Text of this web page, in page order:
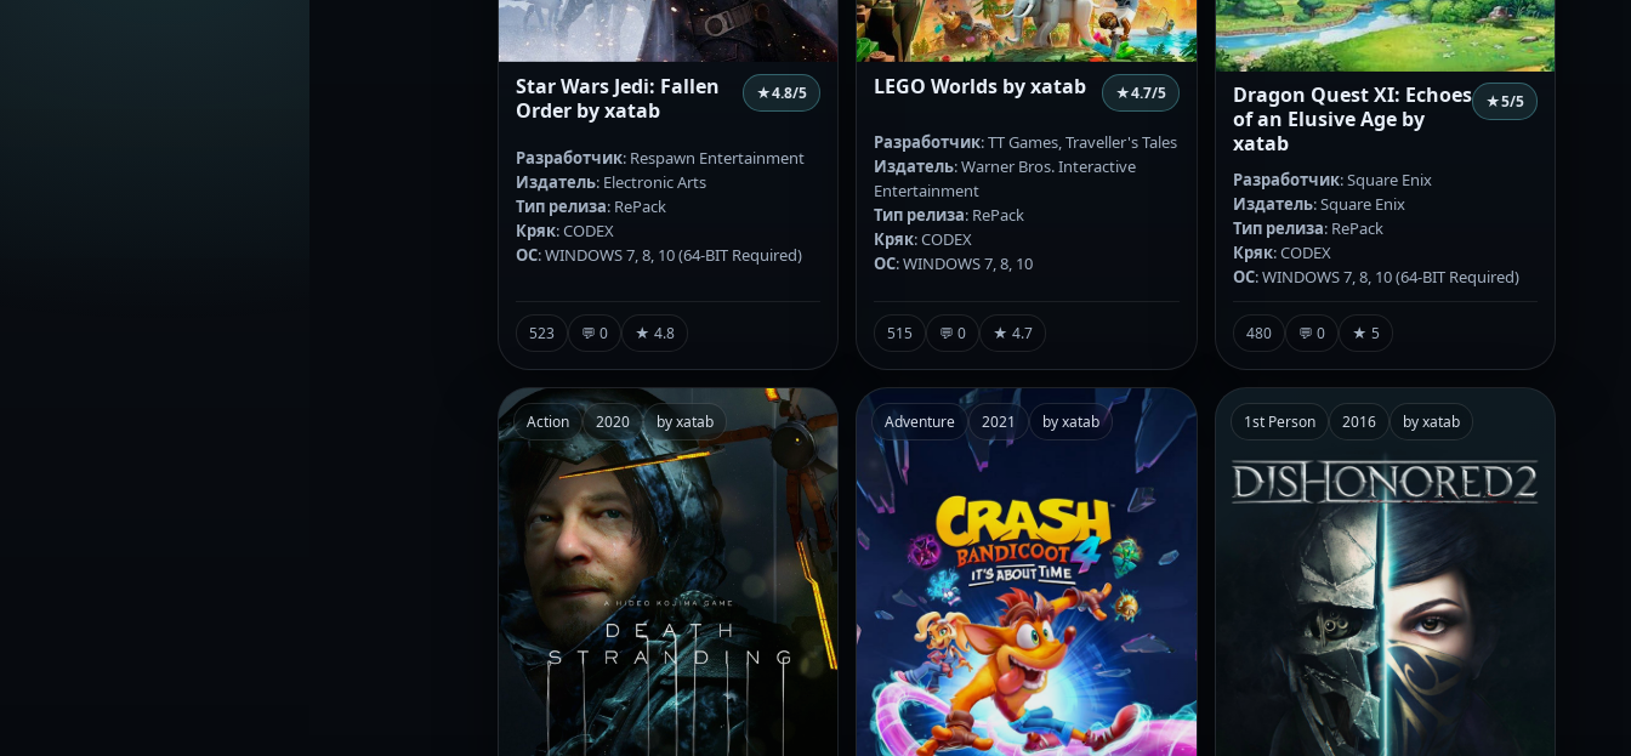
Star Wars Jedi: Fallen
Order by xatab
★4.8/5
Разработчик: Respawn Entertainment
Издатель: Electronic Arts
Тип релиза: RePack
Кряк: CODEX
ОС: WINDOWS 7, 8, 10 (64-BIT Required)
523 💬 0 ★ 4.8
LEGO Worlds by xatab ★4.7/5
Разработчик: TT Games, Traveller's Tales
Издатель: Warner Bros. Interactive
Entertainment
Тип релиза: RePack
Кряк: CODEX
ОС: WINDOWS 7, 8, 10
515 💬 0 ★ 4.7
Dragon Quest XI: Echoes
of an Elusive Age by
xatab
★5/5
Разработчик: Square Enix
Издатель: Square Enix
Тип релиза: RePack
Кряк: CODEX
ОС: WINDOWS 7, 8, 10 (64-BIT Required)
480 💬 0 ★ 5
Action 2020 by xatab Adventure 2021 by xatab 1st Person 2016 by xatab